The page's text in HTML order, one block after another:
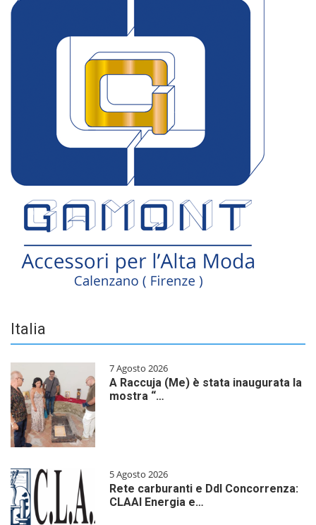
Italia
7 Agosto 2026
A Raccuja (Me) è stata inaugurata la
mostra “…
5 Agosto 2026
Rete carburanti e Ddl Concorrenza:
CLAAI Energia e…